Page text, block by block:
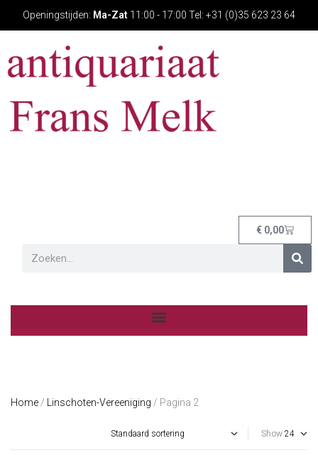
Openingstijden: Ma-Zat 11:00 - 17:00 Tel: +31 (0)35 623 23 64
€ 0,00
Home / Linschoten-Vereeniging / Pagina 2
Show